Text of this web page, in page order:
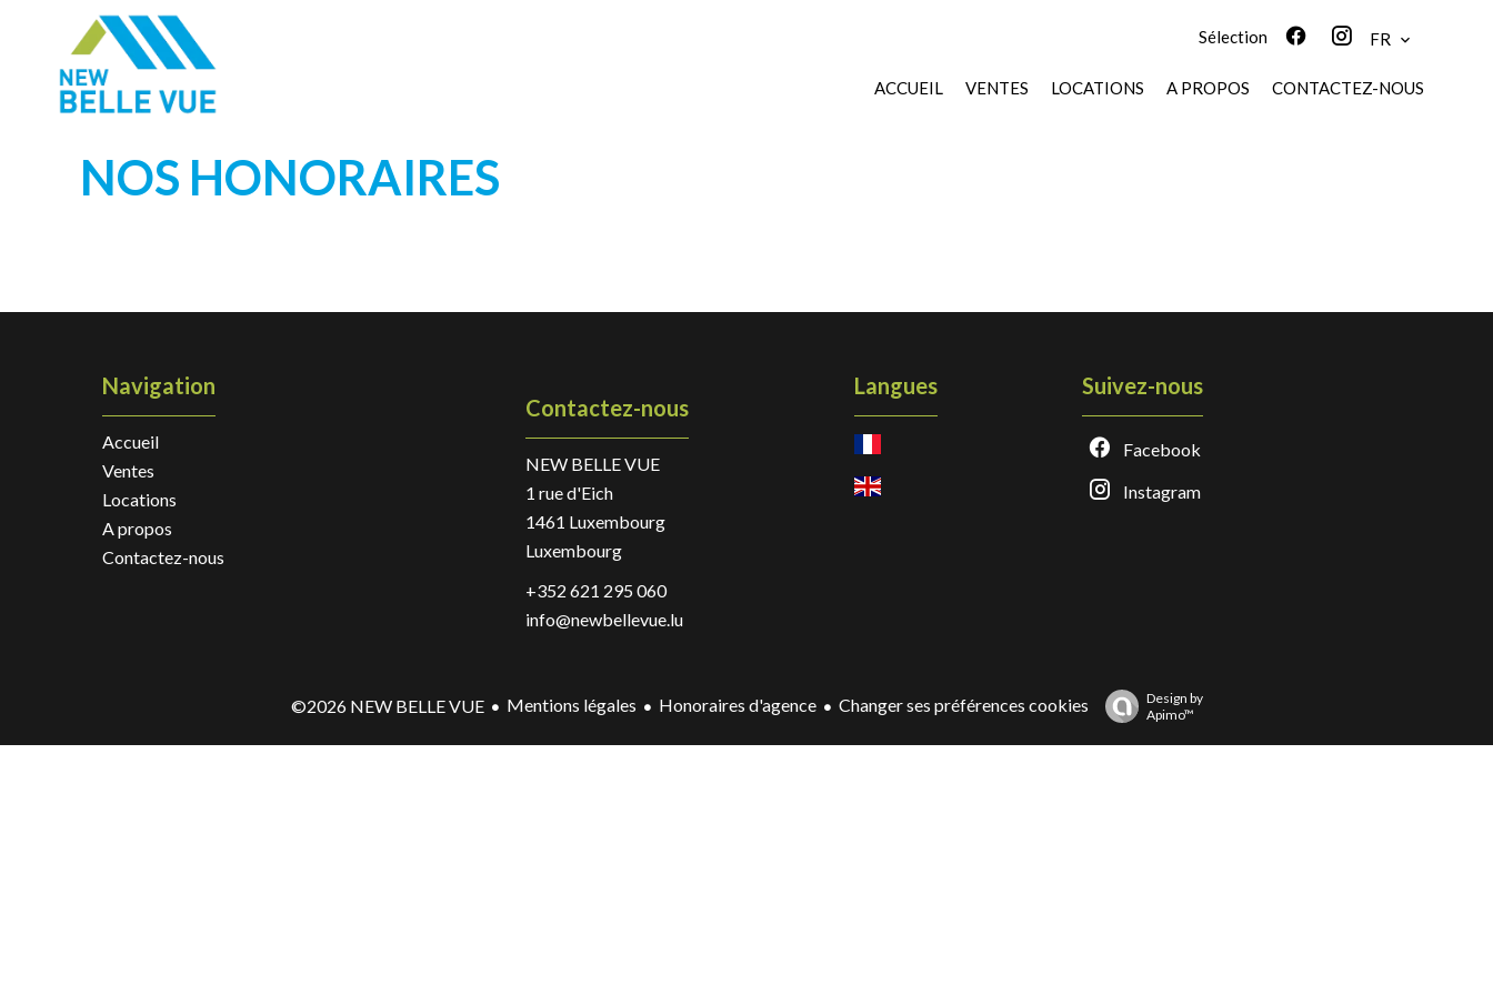
Sélection FR
ACCUEIL VENTES LOCATIONS A PROPOS CONTACTEZ-NOUS
NOS HONORAIRES
Navigation
Accueil
Ventes
Locations
A propos
Contactez-nous
Contactez-nous
NEW BELLE VUE
1 rue d'Eich
1461 Luxembourg
Luxembourg
+352 621 295 060
info@newbellevue.lu
Langues Suivez-nous
Facebook
Instagram
©2026 NEW BELLE VUE Mentions légales Honoraires d'agence Changer ses préférences cookies
Design by
Apimo™